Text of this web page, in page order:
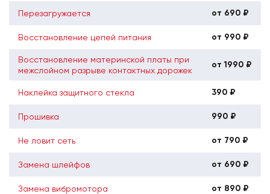
Перезагружается от 690 ₽
Восстановление цепей питания от 990 ₽
Восстановление материнской платы при
межслойном разрыве контактных дорожек
от 1990 ₽
Наклейка защитного стекла 390 ₽
Прошивка 990 ₽
Не ловит сеть от 790 ₽
Замена шлейфов от 690 ₽
Замена вибромотора от 890 ₽